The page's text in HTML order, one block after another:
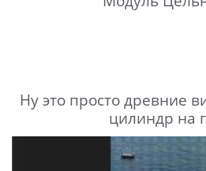
Ну это просто древние
цилиндр на